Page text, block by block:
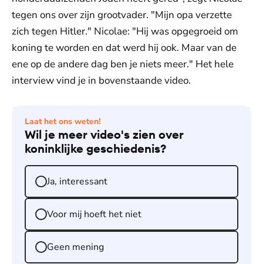
tegen ons over zijn grootvader. "Mijn opa verzette
zich tegen Hitler." Nicolae: "Hij was opgegroeid om
koning te worden en dat werd hij ook. Maar van de
ene op de andere dag ben je niets meer." Het hele
interview vind je in bovenstaande video.
Laat het ons weten!
Wil je meer video's zien over
koninklijke geschiedenis?
Ja, interessant
Voor mij hoeft het niet
Geen mening